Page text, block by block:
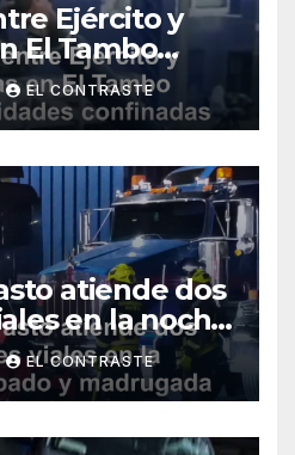
Ejército y
El Tambo
fuego
EL CONTRASTE
atiende dos
en la noche
del
EL CONTRASTE